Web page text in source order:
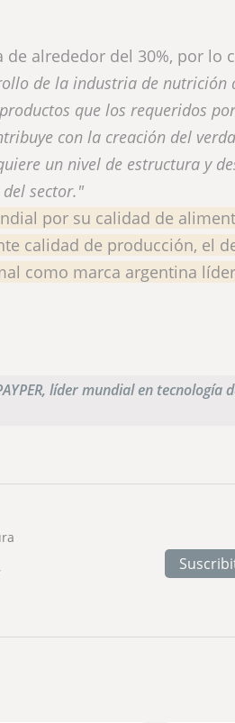
alrededor del 30%, por lo
de la industria de nutrición
que los requeridos
con la creación del
un nivel de estructura y
sector."
por su calidad de
calidad de producción, el
como marca argentina
líder mundial en tecnología